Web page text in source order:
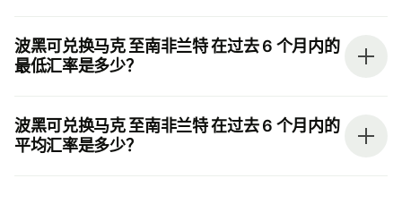
波黑可兑换马克 至南非兰特 在过去 6 个月内的
最低汇率是多少？
波黑可兑换马克 至南非兰特 在过去 6 个月内的
平均汇率是多少？